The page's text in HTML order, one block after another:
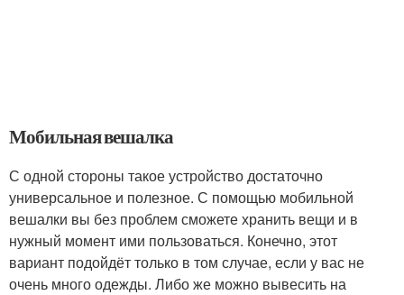
Мобильная вешалка
С одной стороны такое устройство достаточно
универсальное и полезное. С помощью мобильной
вешалки вы без проблем сможете хранить вещи и в
нужный момент ими пользоваться. Конечно, этот
вариант подойдёт только в том случае, если у вас не
очень много одежды. Либо же можно вывесить на